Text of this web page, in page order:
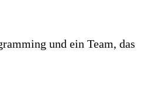
und ein Team, das